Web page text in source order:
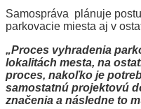
Samospráva plánuje
parkovacie miesta aj v
„Proces vyhradenia
lokalitách mesta, na
proces, nakoľko je
samostatnú projektovú
značenia a následne to